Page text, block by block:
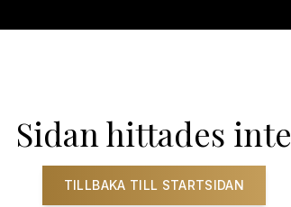
Sidan hittades inte
TILLBAKA TILL STARTSIDAN